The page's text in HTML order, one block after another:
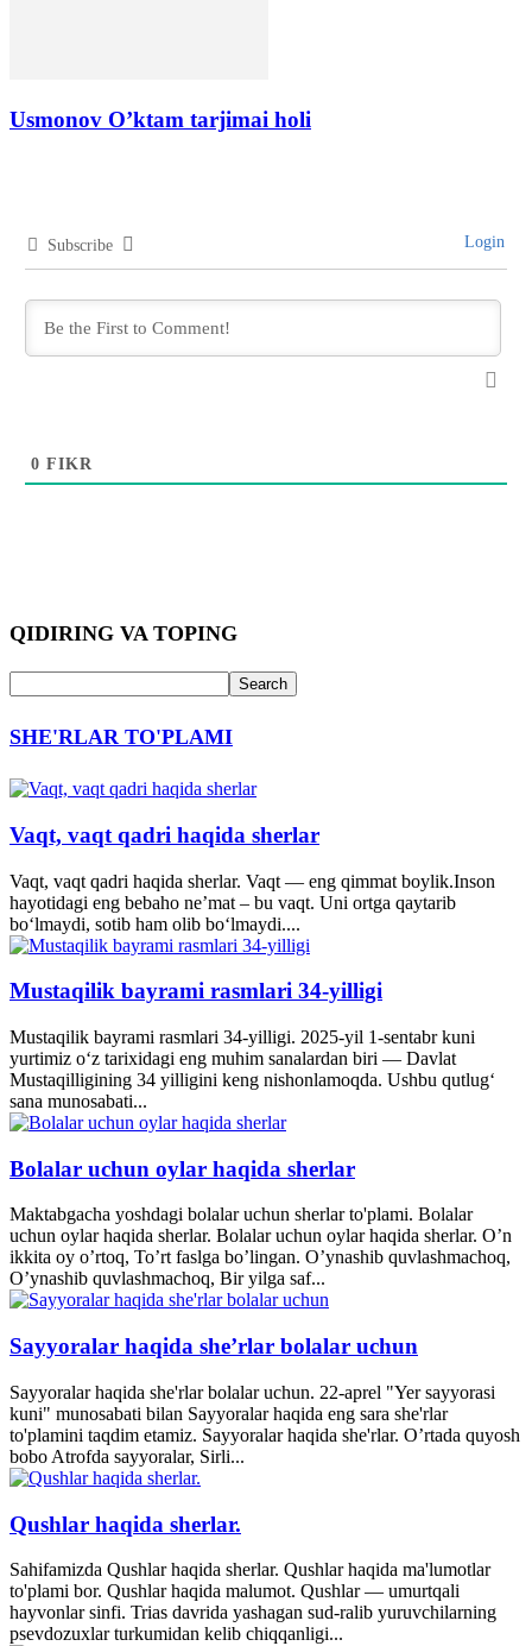
Usmonov O’ktam tarjimai holi
Subscribe Login
0 FIKR
QIDIRING VA TOPING
SHE'RLAR TO'PLAMI
Vaqt, vaqt qadri haqida sherlar
Vaqt, vaqt qadri haqida sherlar. Vaqt — eng qimmat boylik.Inson
hayotidagi eng bebaho ne’mat – bu vaqt. Uni ortga qaytarib
bo‘lmaydi, sotib ham olib bo‘lmaydi....
Mustaqilik bayrami rasmlari 34-yilligi
Mustaqilik bayrami rasmlari 34-yilligi. 2025-yil 1-sentabr kuni
yurtimiz o‘z tarixidagi eng muhim sanalardan biri — Davlat
Mustaqilligining 34 yilligini keng nishonlamoqda. Ushbu qutlug‘
sana munosabati...
Bolalar uchun oylar haqida sherlar
Maktabgacha yoshdagi bolalar uchun sherlar to'plami. Bolalar
uchun oylar haqida sherlar. Bolalar uchun oylar haqida sherlar. O’n
ikkita oy o’rtoq, To’rt faslga bo’lingan. O’ynashib quvlashmachoq,
O’ynashib quvlashmachoq, Bir yilga saf...
Sayyoralar haqida she’rlar bolalar uchun
Sayyoralar haqida she'rlar bolalar uchun. 22-aprel "Yer sayyorasi
kuni" munosabati bilan Sayyoralar haqida eng sara she'rlar
to'plamini taqdim etamiz. Sayyoralar haqida she'rlar. O’rtada quyosh
bobo Atrofda sayyoralar, Sirli...
Qushlar haqida sherlar.
Sahifamizda Qushlar haqida sherlar. Qushlar haqida ma'lumotlar
to'plami bor. Qushlar haqida malumot. Qushlar — umurtqali
hayvonlar sinfi. Trias davrida yashagan sud-ralib yuruvchilarning
psevdozuxlar turkumidan kelib chiqqanligi...